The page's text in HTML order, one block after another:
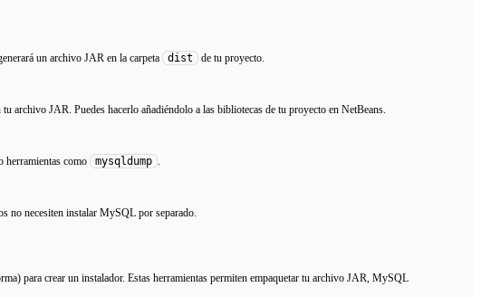
un archivo JAR en la carpeta dist de tu proyecto.
archivo JAR. Puedes hacerlo añadiéndolo a las bibliotecas de tu proyecto en NetBeans.
herramientas como mysqldump
no necesiten instalar MySQL por separado.
para crear un instalador. Estas herramientas permiten empaquetar tu archivo JAR, MySQL